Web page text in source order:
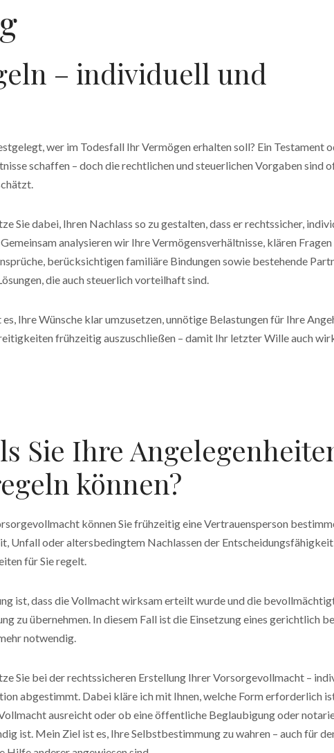
– individuell und
wer im Todesfall Ihr Vermögen erhalten soll? Ein Testament
schaffen – doch die rechtlichen und steuerlichen Vorgaben sind
Sie dabei, Ihren Nachlass so zu gestalten, dass er rechtssicher,
analysieren wir Ihre Vermögensverhältnisse, klären Fragen
berücksichtigen familiäre Bindungen sowie bestehende
die auch steuerlich vorteilhaft sind.
Ihre Wünsche klar umzusetzen, unnötige Belastungen für Ihre
frühzeitig auszuschließen – damit Ihr letzter Wille auch
Sie Ihre
können?
können Sie frühzeitig eine Vertrauensperson
Unfall oder altersbedingtem Nachlassen der
für Sie regelt.
ist, dass die Vollmacht wirksam erteilt wurde und die
zu übernehmen. In diesem Fall ist die Einsetzung eines gerichtlich
notwendig.
Sie bei der rechtssicheren Erstellung Ihrer Vorsorgevollmacht –
abgestimmt. Dabei kläre ich mit Ihnen, welche Form erforderlich
ausreicht oder ob eine öffentliche Beglaubigung oder
ist. Mein Ziel ist es, Ihre Selbstbestimmung zu wahren – auch für